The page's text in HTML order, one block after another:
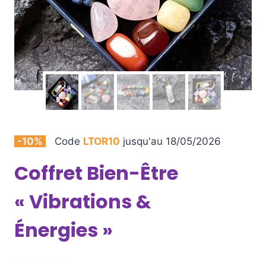
-10% Code LTOR10 jusqu'au 18/05/2026
Coffret Bien-Être
« Vibrations &
Énergies »